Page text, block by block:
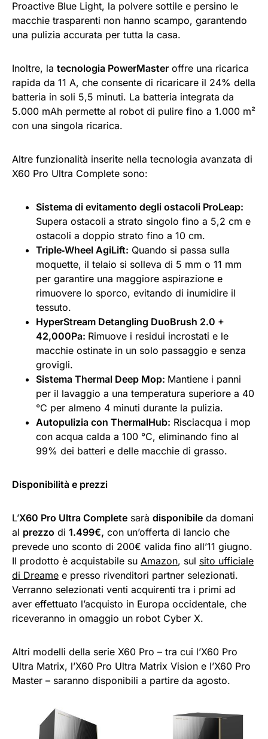
Proactive Blue Light, la polvere sottile e persino le
macchie trasparenti non hanno scampo, garantendo
una pulizia accurata per tutta la casa.
Inoltre, la tecnologia PowerMaster offre una ricarica
rapida da 11 A, che consente di ricaricare il 24% della
batteria in soli 5,5 minuti. La batteria integrata da
5.000 mAh permette al robot di pulire fino a 1.000 m²
con una singola ricarica.
Altre funzionalità inserite nella tecnologia avanzata di
X60 Pro Ultra Complete sono:
Sistema di evitamento degli ostacoli ProLeap:
Supera ostacoli a strato singolo fino a 5,2 cm e
ostacoli a doppio strato fino a 10 cm.
Triple‑Wheel AgiLift: Quando si passa sulla
moquette, il telaio si solleva di 5 mm o 11 mm
per garantire una maggiore aspirazione e
rimuovere lo sporco, evitando di inumidire il
tessuto.
HyperStream Detangling DuoBrush 2.0 +
42,000Pa: Rimuove i residui incrostati e le
macchie ostinate in un solo passaggio e senza
grovigli.
Sistema Thermal Deep Mop: Mantiene i panni
per il lavaggio a una temperatura superiore a 40
°C per almeno 4 minuti durante la pulizia.
Autopulizia con ThermalHub: Risciacqua i mop
con acqua calda a 100 °C, eliminando fino al
99% dei batteri e delle macchie di grasso.
Disponibilità e prezzi
L’X60 Pro Ultra Complete sarà disponibile da domani
al prezzo di 1.499€, con un’offerta di lancio che
prevede uno sconto di 200€ valida fino all’11 giugno.
Il prodotto è acquistabile su Amazon, sul sito ufficiale
di Dreame e presso rivenditori partner selezionati.
Verranno selezionati venti acquirenti tra i primi ad
aver effettuato l’acquisto in Europa occidentale, che
riceveranno in omaggio un robot Cyber X.
Altri modelli della serie X60 Pro – tra cui l’X60 Pro
Ultra Matrix, l’X60 Pro Ultra Matrix Vision e l’X60 Pro
Master – saranno disponibili a partire da agosto.